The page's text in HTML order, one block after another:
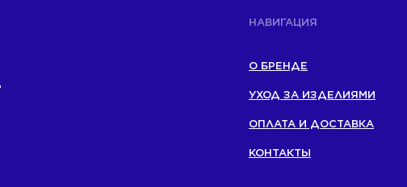
О БРЕНДЕ
УХОД ЗА ИЗДЕЛИЯМИ
ОПЛАТА И ДОСТАВКА
КОНТАКТЫ
НАВИГАЦИЯ